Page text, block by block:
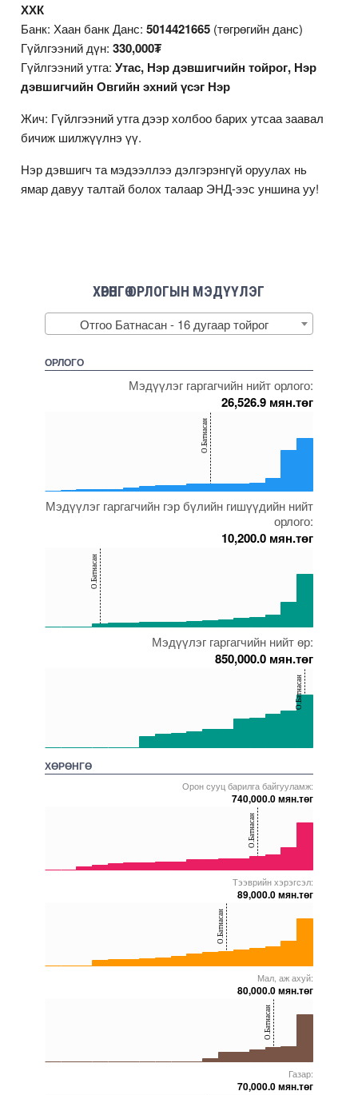
ХХК
Банк: Хаан банк Данс:5014421665 (төгрөгийн данс)
Гүйлгээний дүн:330,000₮
Гүйлгээний утга:Утас, Нэр дэвшигчийн тойрог, Нэр
дэвшигчийн Овгийн эхний үсэг Нэр
Жич: Гүйлгээний утга дээр холбоо барих утсаа заавал
бичиж шилжүүлнэ үү.
Нэр дэвшигч та мэдээллээ дэлгэрэнгүй оруулах нь
ямар давуу талтай болох талаар ЭНД-ээс уншина уу!
ХӨРӨНГӨ ОРЛОГЫН МЭДҮҮЛЭГ
Отгоо Батнасан - 16 дугаар тойрог
ОРЛОГО
Мэдүүлэг гаргагчийн нийт орлого:
26,526.9 мян.төг
5000000000000005271856
5000000000000005272129
5000000000000005271788
5000000000000005217482
5000000000000005271833
5000000000000005271858
О.Батнасан
Мэдүүлэг гаргагчийн гэр бүлийн гишүүдийн нийт
орлого:
10,200.0 мян.төг
5000000000000005271833
5000000000000005235009
5000000000000005272011
5000000000000005218255
О.Батнасан
Мэдүүлэг гаргагчийн нийт өр:
850,000.0 мян.төг
5000000000000005272009
5000000000000005236937
О.Батнасан
ХӨРӨНГӨ
Орон сууц барилга байгууламж:
740,000.0 мян.төг
5000000000000005272011
5000000000000005272090
5000000000000005218255
О.Батнасан
Тээврийн хэрэгсэл:
89,000.0 мян.төг
5000000000000005271833
5000000000000005271856
О.Батнасан
Мал, аж ахуй:
80,000.0 мян.төг
5000000000000005236937
5000000000000005271833
О.Батнасан
Газар:
70,000.0 мян.төг